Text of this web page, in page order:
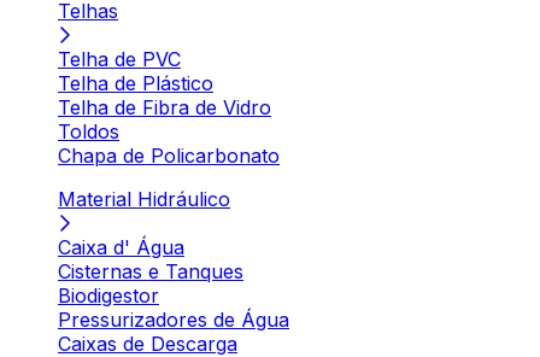
Telhas
Telha de PVC
Telha de Plástico
Telha de Fibra de Vidro
Toldos
Chapa de Policarbonato
Material Hidráulico
Caixa d' Água
Cisternas e Tanques
Biodigestor
Pressurizadores de Água
Caixas de Descarga